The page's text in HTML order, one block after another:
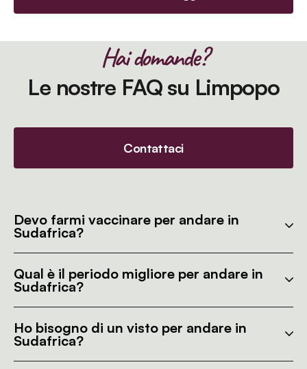
Hai domande?
Le nostre FAQ su Limpopo
Contattaci
Devo farmi vaccinare per andare in
Sudafrica?
Qual è il periodo migliore per andare in
Sudafrica?
Ho bisogno di un visto per andare in
Sudafrica?